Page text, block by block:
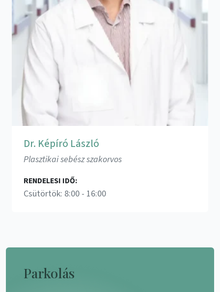
Dr. Képíró László
Plasztikai sebész szakorvos
RENDELESI IDŐ:
Csütörtök: 8:00 - 16:00
Parkolás